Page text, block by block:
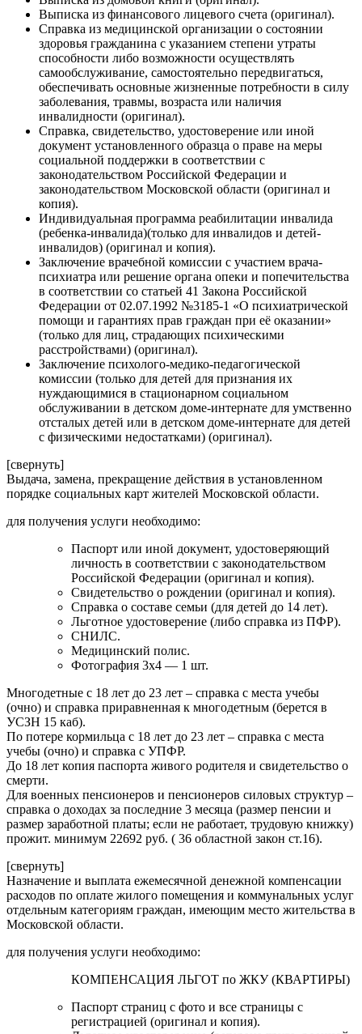
Выписка из финансового лицевого счета (оригинал).
Справка из медицинской организации о состоянии
здоровья гражданина с указанием степени утраты
способности либо возможности осуществлять
самообслуживание, самостоятельно передвигаться,
обеспечивать основные жизненные потребности в силу
заболевания, травмы, возраста или наличия
инвалидности (оригинал).
Справка, свидетельство, удостоверение или иной
документ установленного образца о праве на меры
социальной поддержки в соответствии с
законодательством Российской Федерации и
законодательством Московской области (оригинал и
копия).
Индивидуальная программа реабилитации инвалида
(ребенка-инвалида)(только для инвалидов и детей-
инвалидов) (оригинал и копия).
Заключение врачебной комиссии с участием врача-
психиатра или решение органа опеки и попечительства
в соответствии со статьей 41 Закона Российской
Федерации от 02.07.1992 №3185-1 «О психиатрической
помощи и гарантиях прав граждан при её оказании»
(только для лиц, страдающих психическими
расстройствами) (оригинал).
Заключение психолого-медико-педагогической
комиссии (только для детей для признания их
нуждающимися в стационарном социальном
обслуживании в детском доме-интернате для умственно
отсталых детей или в детском доме-интернате для детей
с физическими недостатками) (оригинал).
[свернуть]
Выдача, замена, прекращение действия в установленном
порядке социальных карт жителей Московской области.
для получения услуги необходимо:
Паспорт или иной документ, удостоверяющий
личность в соответствии с законодательством
Российской Федерации (оригинал и копия).
Свидетельство о рождении (оригинал и копия).
Справка о составе семьи (для детей до 14 лет).
Льготное удостоверение (либо справка из ПФР).
СНИЛС.
Медицинский полис.
Фотография 3х4 — 1 шт.
Многодетные с 18 лет до 23 лет – справка с места учебы
(очно) и справка приравненная к многодетным (берется в
УСЗН 15 каб).
По потере кормильца с 18 лет до 23 лет – справка с места
учебы (очно) и справка с УПФР.
До 18 лет копия паспорта живого родителя и свидетельство о
смерти.
Для военных пенсионеров и пенсионеров силовых структур –
справка о доходах за последние 3 месяца (размер пенсии и
размер заработной платы; если не работает, трудовую книжку)
прожит. минимум 22692 руб. ( 36 областной закон ст.16).
[свернуть]
Назначение и выплата ежемесячной денежной компенсации
расходов по оплате жилого помещения и коммунальных услуг
отдельным категориям граждан, имеющим место жительства в
Московской области.
для получения услуги необходимо:
КОМПЕНСАЦИЯ ЛЬГОТ по ЖКУ (КВАРТИРЫ)
Паспорт страниц с фото и все страницы с
регистрацией (оригинал и копия).